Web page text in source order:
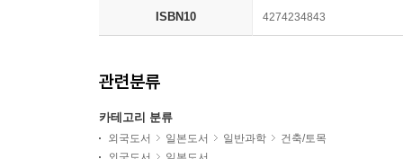
ISBN10 4274234843
관련분류
카테고리 분류
외국도서 일본도서 일반과학
건축/토목